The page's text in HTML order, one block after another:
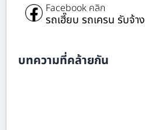
Facebook คลิก
รถเฮี๊ยบ รถเครน รับจ้าง
บทความที่คล้ายกัน